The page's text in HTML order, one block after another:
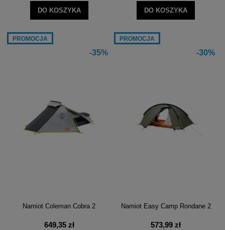
DO KOSZYKA DO KOSZYKA
-35%
Namiot Coleman Cobra 2
649,35 zł
PROMOCJA
-30%
Namiot Easy Camp Rondane 2
573,99 zł
PROMOCJA